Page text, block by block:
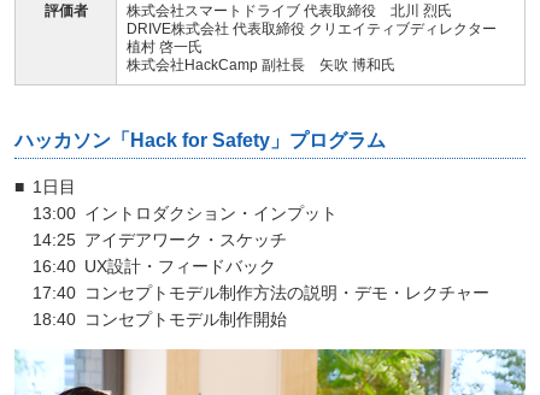
評価者
株式会社スマートドライブ 代表取締役 北川 烈氏
DRIVE株式会社 代表取締役 クリエイティブディレクター
植村 啓一氏
株式会社HackCamp 副社長 矢吹 博和氏
ハッカソン「Hack for Safety」プログラム
■ 1日目
13:00 イントロダクション・インプット
14:25 アイデアワーク・スケッチ
16:40 UX設計・フィードバック
17:40 コンセプトモデル制作方法の説明・デモ・ レクチャー
18:40 コンセプトモデル制作開始